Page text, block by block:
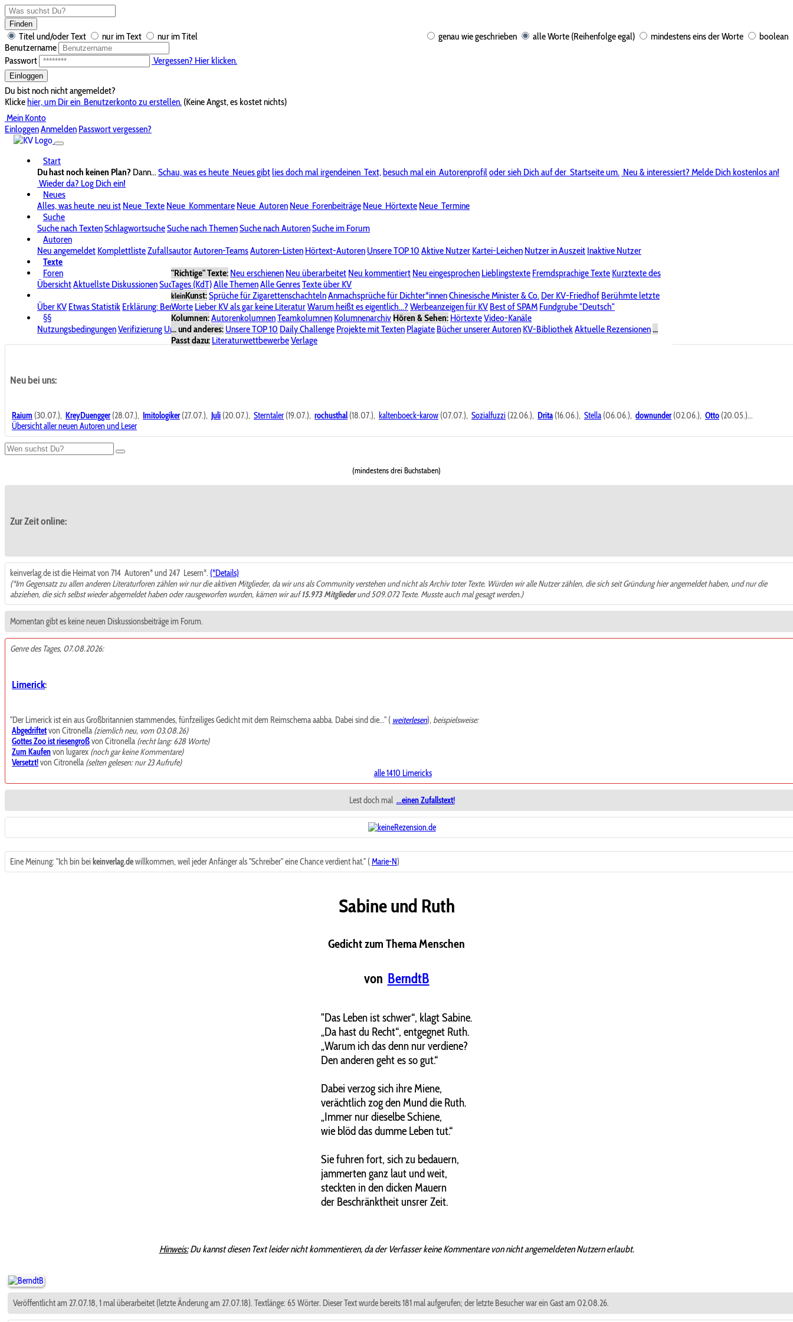
Finden
genau wie geschrieben alle Worte (Reihenfolge egal) mindestens eins der Worte boolean
Titel und/oder Text nur im Text
nur im Titel
Benutzername
Passwort
Vergessen? Hier klicken.
Einloggen
Du bist noch nicht angemeldet?
Klickehier, um Dir ein Benutzerkonto zu erstellen. (Keine Angst, es kostet nichts)
Mein Konto
EinloggenAnmelden Passwort vergessen?
Start
Du hast noch keinen Plan? Dann...Schau, was es heute Neues gibtlies doch mal irgendeinen Text,besuch mal ein Autorenprofiloder sieh Dich auf der Startseite um. Neu & interessiert? Melde Dich kostenlos an!
Wieder da? Log Dich ein!
Neues
Alles, was heute neu ist Neue Texte Neue Kommentare Neue Autoren Neue Forenbeiträge Neue Hörtexte Neue Termine
Suche
Suche nach TextenSchlagwortsucheSuche nach ThemenSuche nach AutorenSuche im Forum
Autoren
Neu angemeldet KomplettlisteZufallsautorAutoren-TeamsAutoren-Listen Hörtext-Autoren Unsere TOP 10 Aktive Nutzer Kartei-Leichen Nutzer in Auszeit Inaktive Nutzer
Texte
"Richtige" Texte: Neu erschienen Neu überarbeitet Neu kommentiert Neu eingesprochen Lieblingstexte Fremdsprachige Texte Kurztexte des
Tages (KdT)Alle ThemenAlle GenresTexte über KV
kleinKunst:Sprüche für ZigarettenschachtelnAnmachsprüche für Dichter*innenChinesische Minister & Co. Der KV-Friedhof Berühmte letzte
Worte Lieber KV als gar keine LiteraturWarum heißt es eigentlich...? Werbeanzeigen für KV Best of SPAM Fundgrube "Deutsch"
Kolumnen:AutorenkolumnenTeamkolumnen Kolumnenarchiv Hören & Sehen: HörtexteVideo-Kanäle
... und anderes: Unsere TOP 10 Daily Challenge Projekte mit Texten Plagiate Bücher unserer Autoren KV-BibliothekAktuelle Rezensionen...
Passt dazu: LiteraturwettbewerbeVerlage
Foren
ÜbersichtAktuellste DiskussionenSuche im ForumBereich "KV-Board"Bereich "Literatur & Schreiberei"
Über KV Etwas Statistik Erklärung: BenutzersymboleSpende für KV Unsere SpenderlisteAlle Wege führen zu KVPasswort vergessen?
§§
NutzungsbedingungenVerifizierung UrheberrechtAvatare & BilderStalkingDatenschutzerklärungImpressum
Neu bei uns:
Raium (30.07.), KreyDuengger(28.07.), Imitologiker(27.07.), Juli (20.07.), Sterntaler (19.07.), rochusthal (18.07.), kaltenboeck-karow (07.07.), Sozialfuzzi (22.06.), Drita (16.06.), Stella (06.06.), downunder(02.06.), Otto (20.05.)...
Übersicht aller neuen Autoren und Leser
(mindestens drei Buchstaben)
Zur Zeit online:
keinverlag.de ist die Heimat von 714 Autoren* und 247 Lesern*. (*Details)
(*Im Gegensatz zu allen anderen Literaturforen zählen wir nur die aktiven Mitglieder, da wir uns als Community verstehen und nicht als Archiv toter Texte. Würden wir alle Nutzer zählen, die sich seit Gründung hier angemeldet haben, und nur die
abziehen, die sich selbst wieder abgemeldet haben oder rausgeworfen wurden, kämen wir auf15.973 Mitgliederund 509.072 Texte. Musste auch mal gesagt werden.)
Momentan gibt es keine neuen Diskussionsbeiträge im Forum.
Genre des Tages, 07.08.2026:
Limerick:
"Der Limerick ist ein aus Großbritannien stammendes, fünfzeiliges Gedicht mit dem Reimschema aabba. Dabei sind die..." ( weiterlesen),beispielsweise:
Abgedriftetvon Citronella (ziemlich neu, vom 03.08.26)
Gottes Zoo ist riesengroßvon Citronella (recht lang: 628 Worte)
Zum Kaufenvon lugarex (noch gar keine Kommentare)
Versetzt!von Citronella (selten gelesen: nur 23 Aufrufe)
alle 1410 Limericks
Lest doch mal ...einen Zufallstext!
Eine Meinung: "Ich bin bei keinverlag.dewillkommen, weil jeder Anfänger als "Schreiber" eine Chance verdient hat." (Marie-N)
Sabine und Ruth
Gedicht zum Thema Menschen
von BerndtB
"Das Leben ist schwer“, klagt Sabine.
„Da hast du Recht“, entgegnet Ruth.
„Warum ich das denn nur verdiene?
Den anderen geht es so gut.“
Dabei verzog sich ihre Miene,
verächtlich zog den Mund die Ruth.
„Immer nur dieselbe Schiene,
wie blöd das dumme Leben tut.“
Sie fuhren fort, sich zu bedauern,
jammerten ganz laut und weit,
steckten in den dicken Mauern
der Beschränktheit unsrer Zeit.
Hinweis:Du kannst diesen Text leider nicht kommentieren, da der Verfasser keine Kommentare von nicht angemeldeten Nutzern erlaubt.
Veröffentlicht am 27.07.18, 1 mal überarbeitet (letzte Änderung am 27.07.18). Textlänge: 65 Wörter. Dieser Text wurde bereits 181 mal aufgerufen; der letzte Besucher war ein Gast am 02.08.26.